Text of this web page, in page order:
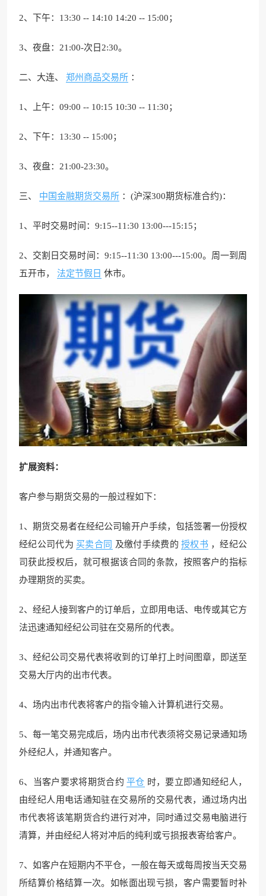
2、下午：13:30 -- 14:10 14:20 -- 15:00；
3、夜盘：21:00-次日2:30。
二、大连、 郑州商品交易所 ：
1、上午：09:00 -- 10:15 10:30 -- 11:30；
2、下午：13:30 -- 15:00；
3、夜盘：21:00-23:30。
三、 中国金融期货交易所 ：(沪深300期货标准合约)：
1、平时交易时间：9:15--11:30 13:00---15:15；
2、交割日交易时间：9:15--11:30 13:00---15:00。周一到周
五开市，
法定节假日 休市。
扩展资料：
客户参与期货交易的一般过程如下：
1、期货交易者在经纪公司输开户手续，包括签署一份授权
经纪公司代为 买卖合同 及缴付手续费的 授权书 ，经纪公
司获此授权后，就可根据该合同的条款，按照客户的指标
办理期货的买卖。
2、经纪人接到客户的订单后，立即用电话、电传或其它方
法迅速通知经纪公司驻在交易所的代表。
3、经纪公司交易代表将收到的订单打上时间图章，即送至
交易大厅内的出市代表。
4、场内出市代表将客户的指令输入计算机进行交易。
5、每一笔交易完成后，场内出市代表须将交易记录通知场
外经纪人，并通知客户。
6、当客户要求将期货合约 平仓 时，要立即通知经纪人，
由经纪人用电话通知驻在交易所的交易代表，通过场内出
市代表将该笔期货合约进行对冲，同时通过交易电脑进行
清算，并由经纪人将对冲后的纯利或亏损报表寄给客户。
7、如客户在短期内不平仓，一般在每天或每周按当天交易
所结算价格结算一次。如帐面出现亏损，客户需要暂时补